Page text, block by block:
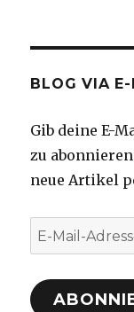
BLOG VIA E-
Gib deine E-
zu
neue Artikel
E-
Mail-
Adresse